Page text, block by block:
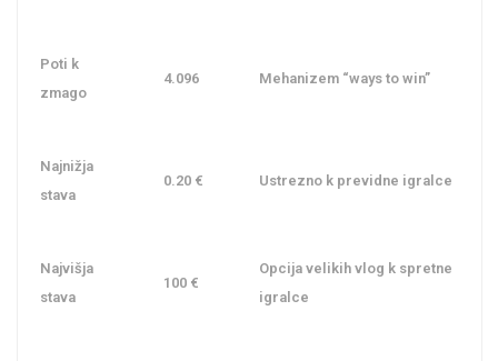
Poti k
zmago
4.096 Mehanizem “ways to win”
Najnižja
stava
0.20 € Ustrezno k previdne igralce
Najvišja
stava
100 €
Opcija velikih vlog k spretne
igralce